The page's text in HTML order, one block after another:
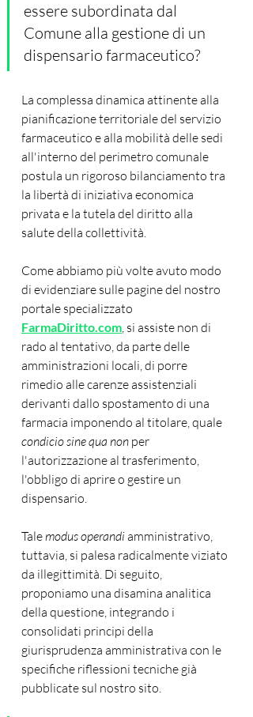
essere subordinata dal
Comune alla gestione di un
dispensario farmaceutico?
La complessa dinamica attinente alla
pianificazione territoriale del servizio
farmaceutico e alla mobilità delle sedi
all'interno del perimetro comunale
postula un rigoroso bilanciamento tra
la libertà di iniziativa economica
privata e la tutela del diritto alla
salute della collettività.
Come abbiamo più volte avuto modo
di evidenziare sulle pagine del nostro
portale specializzato
FarmaDiritto.com, si assiste non di
rado al tentativo, da parte delle
amministrazioni locali, di porre
rimedio alle carenze assistenziali
derivanti dallo spostamento di una
farmacia imponendo al titolare, quale
condicio sine qua non per
l'autorizzazione al trasferimento,
l'obbligo di aprire o gestire un
dispensario.
Tale modus operandi amministrativo,
tuttavia, si palesa radicalmente viziato
da illegittimità. Di seguito,
proponiamo una disamina analitica
della questione, integrando i
consolidati principi della
giurisprudenza amministrativa con le
specifiche riflessioni tecniche già
pubblicate sul nostro sito.